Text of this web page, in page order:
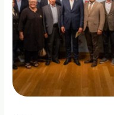
išteklius
žemės
ūkiui